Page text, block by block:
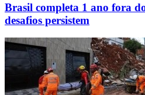
Brasil completa 1 ano fora
desafios persistem